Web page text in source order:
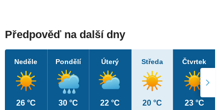
Předpověď na další dny
Neděle
26 °C
Pondělí
30 °C
Úterý
22 °C
Středa
20 °C
Čtvrtek
23 °C